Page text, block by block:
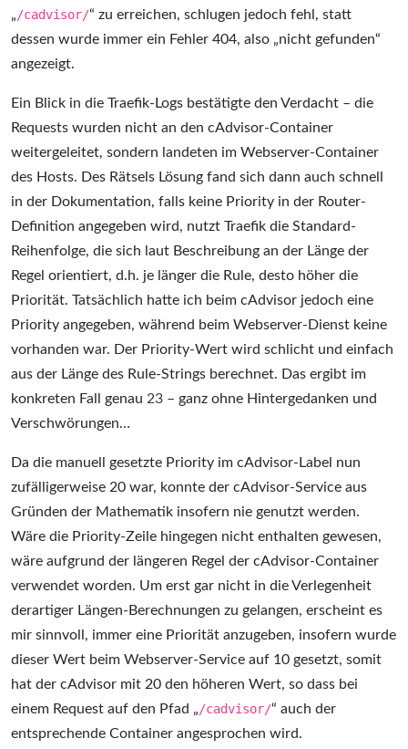
„/cadvisor/“ zu erreichen, schlugen jedoch fehl, statt
dessen wurde immer ein Fehler 404, also „nicht gefunden“
angezeigt.
Ein Blick in die Traefik-Logs bestätigte den Verdacht – die
Requests wurden nicht an den cAdvisor-Container
weitergeleitet, sondern landeten im Webserver-Container
des Hosts. Des Rätsels Lösung fand sich dann auch schnell
in der Dokumentation, falls keine Priority in der Router-
Definition angegeben wird, nutzt Traefik die Standard-
Reihenfolge, die sich laut Beschreibung an der Länge der
Regel orientiert, d.h. je länger die Rule, desto höher die
Priorität. Tatsächlich hatte ich beim cAdvisor jedoch eine
Priority angegeben, während beim Webserver-Dienst keine
vorhanden war. Der Priority-Wert wird schlicht und einfach
aus der Länge des Rule-Strings berechnet. Das ergibt im
konkreten Fall genau 23 – ganz ohne Hintergedanken und
Verschwörungen…
Da die manuell gesetzte Priority im cAdvisor-Label nun
zufälligerweise 20 war, konnte der cAdvisor-Service aus
Gründen der Mathematik insofern nie genutzt werden.
Wäre die Priority-Zeile hingegen nicht enthalten gewesen,
wäre aufgrund der längeren Regel der cAdvisor-Container
verwendet worden. Um erst gar nicht in die Verlegenheit
derartiger Längen-Berechnungen zu gelangen, erscheint es
mir sinnvoll, immer eine Priorität anzugeben, insofern wurde
dieser Wert beim Webserver-Service auf 10 gesetzt, somit
hat der cAdvisor mit 20 den höheren Wert, so dass bei
einem Request auf den Pfad „/cadvisor/“ auch der
entsprechende Container angesprochen wird.